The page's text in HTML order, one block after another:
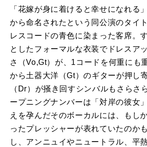
「花嫁が身に着けると幸せになれる
から命名されたという同公演のタイ
レスコードの青色に染まった客席。
としたフォーマルな衣装でドレスア
さ（Vo,Gt）が、1コードを何重にも
から土器大洋（Gt）のギターが押し
（Dr）が掻き回すシンバルもさらさ
ープニングナンバーは「対岸の彼女
えを孕んだそのボーカルには、もし
ったプレッシャーが表れていたのか
し、アンニュイやニュートラル、平